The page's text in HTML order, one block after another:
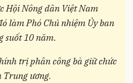
Hội Nông dân Việt Nam
làm Phó Chủ nhiệm Ủy ban
suốt 10 năm.
trị phân công bà giữ chức
Trung ương.